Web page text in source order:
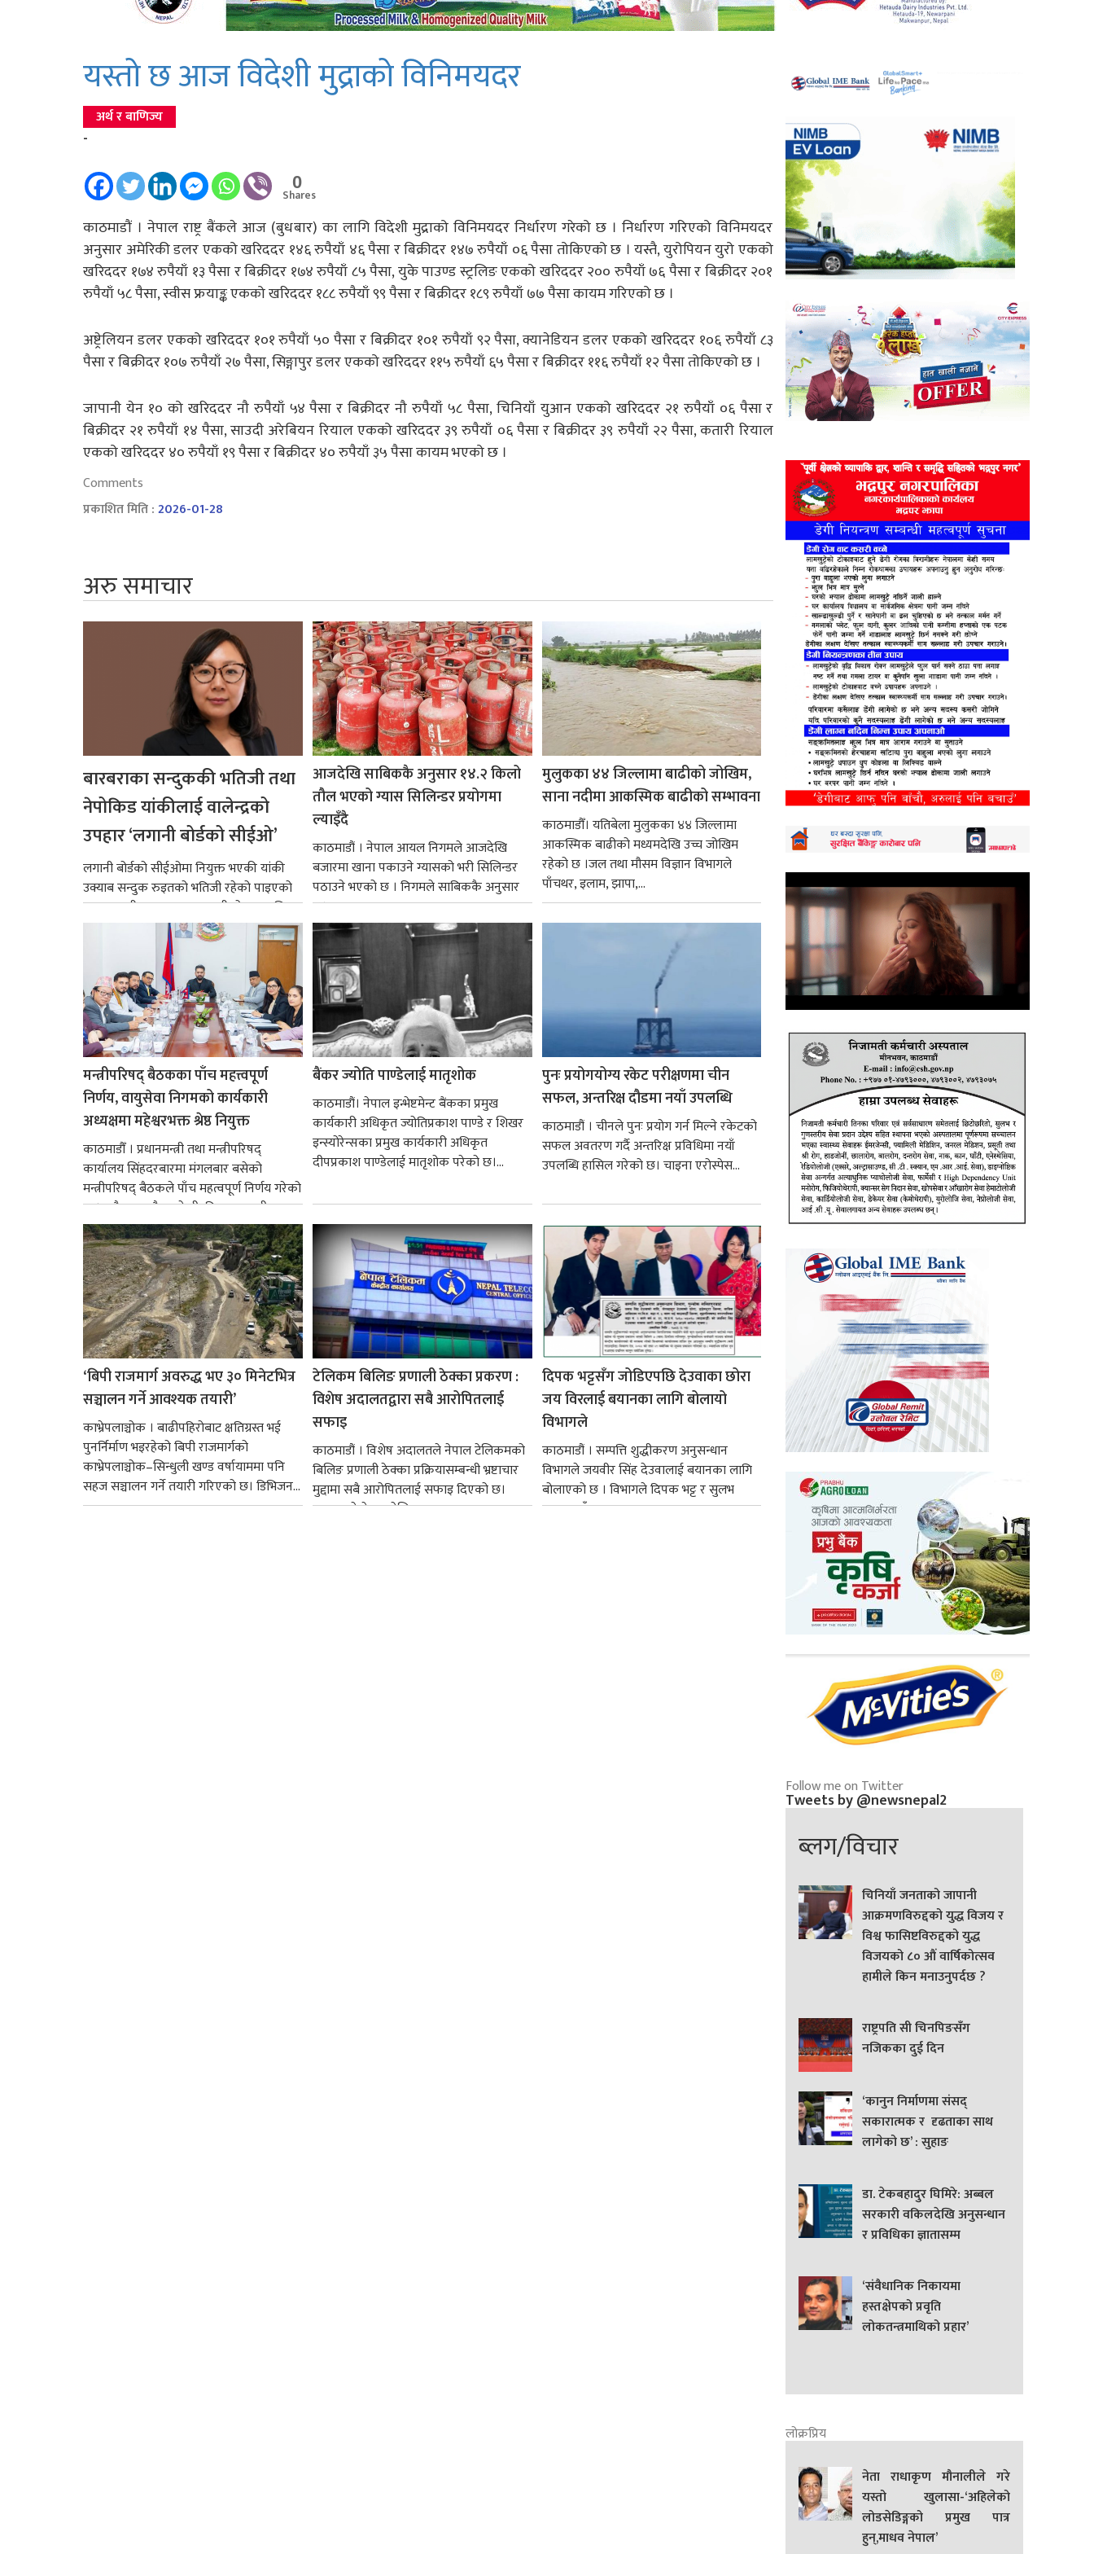
यस्तो छ आज विदेशी मुद्राको विनिमयदर
अर्थ र बाणिज्य
-
0
Shares
काठमाडौं । नेपाल राष्ट्र बैंकले आज (बुधबार) का लागि विदेशी मुद्राको विनिमयदर निर्धारण गरेको छ । निर्धारण गरिएको विनिमयदर
अनुसार अमेरिकी डलर एकको खरिददर १४६ रुपैयाँ ४६ पैसा र बिक्रीदर १४७ रुपैयाँ ०६ पैसा तोकिएको छ । यस्तै, युरोपियन युरो एकको
खरिददर १७४ रुपैयाँ १३ पैसा र बिक्रीदर १७४ रुपैयाँ ८५ पैसा, युके पाउण्ड स्ट्रलिङ एकको खरिददर २०० रुपैयाँ ७६ पैसा र बिक्रीदर २०१
रुपैयाँ ५८ पैसा, स्वीस फ्रयाङ्क एकको खरिददर १८८ रुपैयाँ ९९ पैसा र बिक्रीदर १८९ रुपैयाँ ७७ पैसा कायम गरिएको छ ।
अष्ट्रेलियन डलर एकको खरिददर १०१ रुपैयाँ ५० पैसा र बिक्रीदर १०१ रुपैयाँ ९२ पैसा, क्यानेडियन डलर एकको खरिददर १०६ रुपैयाँ ८३
पैसा र बिक्रीदर १०७ रुपैयाँ २७ पैसा, सिङ्गापुर डलर एकको खरिददर ११५ रुपैयाँ ६५ पैसा र बिक्रीदर ११६ रुपैयाँ १२ पैसा तोकिएको छ ।
जापानी येन १० को खरिददर नौ रुपैयाँ ५४ पैसा र बिक्रीदर नौ रुपैयाँ ५८ पैसा, चिनियाँ युआन एकको खरिददर २१ रुपैयाँ ०६ पैसा र
बिक्रीदर २१ रुपैयाँ १४ पैसा, साउदी अरेबियन रियाल एकको खरिददर ३९ रुपैयाँ ०६ पैसा र बिक्रीदर ३९ रुपैयाँ २२ पैसा, कतारी रियाल
एकको खरिददर ४० रुपैयाँ १९ पैसा र बिक्रीदर ४० रुपैयाँ ३५ पैसा कायम भएको छ ।
Comments
प्रकाशित मिति :2026-01-28
अरु समाचार
बारबराका सन्दुककी भतिजी तथा
नेपोकिड यांकीलाई वालेन्द्रको
उपहार ‘लगानी बोर्डको सीईओ’
लगानी बोर्डको सीईओमा नियुक्त भएकी यांकी
उक्याब सन्दुक रुइतको भतिजी रहेको पाइएको
छ। तत्कालीन समयमा महाकालीको अञ्चलाधिश
नै बनेका जोन...
आजदेखि साबिककै अनुसार १४.२ किलो
तौल भएको ग्यास सिलिन्डर प्रयोगमा
ल्याइँदै
काठमाडौं । नेपाल आयल निगमले आजदेखि
बजारमा खाना पकाउने ग्यासको भरी सिलिन्डर
पठाउने भएको छ । निगमले साबिककै अनुसार
१४.२...
मुलुकका ४४ जिल्लामा बाढीको जोखिम,
साना नदीमा आकस्मिक बाढीको सम्भावना
काठमाडौँ। यतिबेला मुलुकका ४४ जिल्लामा
आकस्मिक बाढीको मध्यमदेखि उच्च जोखिम
रहेको छ ।जल तथा मौसम विज्ञान विभागले
पाँचथर, इलाम, झापा,...
मन्त्रीपरिषद् बैठकका पाँच महत्त्वपूर्ण
निर्णय, वायुसेवा निगमको कार्यकारी
अध्यक्षमा महेश्वरभक्त श्रेष्ठ नियुक्त
काठमाडौँ । प्रधानमन्त्री तथा मन्त्रीपरिषद्
कार्यालय सिंहदरबारमा मंगलबार बसेको
मन्त्रीपरिषद् बैठकले पाँच महत्वपूर्ण निर्णय गरेको
छ । यसैक्रममा बैडकले बीउबिजनसम्बन्धी...
बैंकर ज्योति पाण्डेलाई मातृशोक
काठमाडौं। नेपाल इन्भेष्टमेन्ट बैंकका प्रमुख
कार्यकारी अधिकृत ज्योतिप्रकाश पाण्डे र शिखर
इन्स्योरेन्सका प्रमुख कार्यकारी अधिकृत
दीपप्रकाश पाण्डेलाई मातृशोक परेको छ।...
पुनः प्रयोगयोग्य रकेट परीक्षणमा चीन
सफल, अन्तरिक्ष दौडमा नयाँ उपलब्धि
काठमाडौं । चीनले पुनः प्रयोग गर्न मिल्ने रकेटको
सफल अवतरण गर्दै अन्तरिक्ष प्रविधिमा नयाँ
उपलब्धि हासिल गरेको छ। चाइना एरोस्पेस...
‘बिपी राजमार्ग अवरुद्ध भए ३० मिनेटभित्र
सञ्चालन गर्ने आवश्यक तयारी’
काभ्रेपलाञ्चोक । बाढीपहिरोबाट क्षतिग्रस्त भई
पुनर्निर्माण भइरहेको बिपी राजमार्गको
काभ्रेपलाञ्चोक–सिन्धुली खण्ड वर्षायाममा पनि
सहज सञ्चालन गर्ने तयारी गरिएको छ। डिभिजन...
टेलिकम बिलिङ प्रणाली ठेक्का प्रकरण :
विशेष अदालतद्वारा सबै आरोपितलाई
सफाइ
काठमाडौं । विशेष अदालतले नेपाल टेलिकमको
बिलिङ प्रणाली ठेक्का प्रक्रियासम्बन्धी भ्रष्टाचार
मुद्दामा सबै आरोपितलाई सफाइ दिएको छ।
अदालतले नेपाल टेलिकमका...
दिपक भट्टसँग जोडिएपछि देउवाका छोरा
जय विरलाई बयानका लागि बोलायो
विभागले
काठमाडौं । सम्पत्ति शुद्धीकरण अनुसन्धान
विभागले जयवीर सिंह देउवालाई बयानका लागि
बोलाएको छ । विभागले दिपक भट्ट र सुलभ
अग्रवालसँग...
Follow me on Twitter
Tweets by @newsnepal2
ब्लग/विचार
चिनियाँ जनताको जापानी
आक्रमणविरुद्दको युद्ध विजय र
विश्व फासिष्टविरुद्दको युद्ध
विजयको ८० औं वार्षिकोत्सव
हामीले किन मनाउनुपर्दछ ?
राष्ट्रपति सी चिनपिङसँग
नजिकका दुई दिन
‘कानुन निर्माणमा संसद्
सकारात्मक र दृढताका साथ
लागेको छ’ : सुहाङ
डा. टेकबहादुर घिमिरे: अब्बल
सरकारी वकिलदेखि अनुसन्धान
र प्रविधिका ज्ञातासम्म
‘संवैधानिक निकायमा
हस्तक्षेपको प्रवृति
लोकतन्त्रमाथिको प्रहार’
लोक्रप्रिय
नेता राधाकृण मौनालीले गरे
यस्तो खुलासा-‘अहिलेको
लोडसेडिङ्गको प्रमुख पात्र
हुन्,माधव नेपाल’